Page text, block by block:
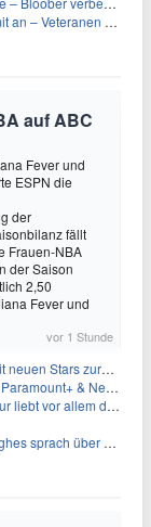
endlich weiter aufsteigen
auf ABC
Fever und
ESPN die
der
fällt
Frauen-NBA
der Saison
2,50
Fever und
vor 1 Stunde
Stars zurück
Netflix für 19,99€/Monat
'Banalität' in seinen Filmen
von 'The Breakfast Club'